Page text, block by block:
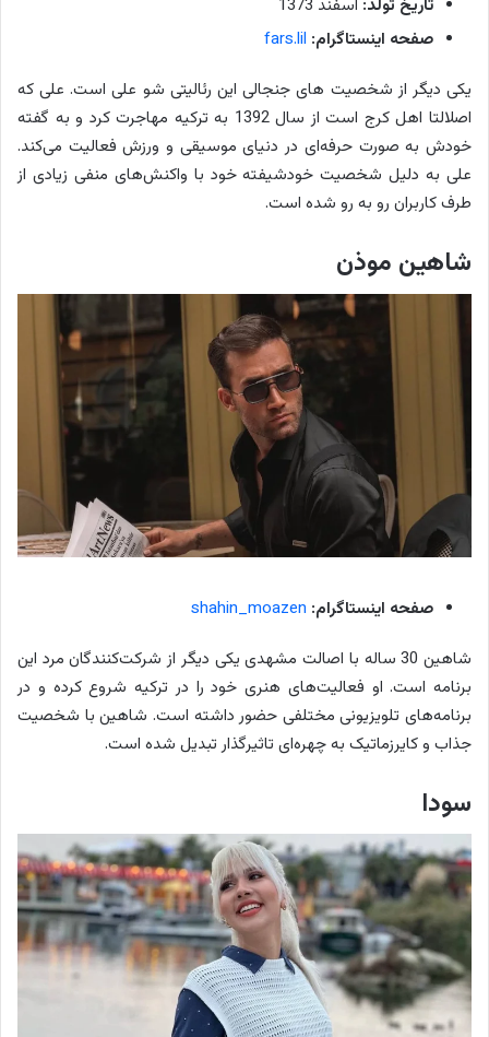
تاریخ تولد: اسفند 1373
صفحه اینستاگرام: fars.lil
یکی دیگر از شخصیت های جنجالی این رئالیتی شو علی است. علی که
اصلالتا اهل کرج است از سال 1392 به ترکیه مهاجرت کرد و به گفته
خودش به صورت حرفه‌ای در دنیای موسیقی و ورزش فعالیت می‌کند.
علی به دلیل شخصیت خودشیفته خود با واکنش‌های منفی زیادی از
طرف کاربران رو به رو شده است.
شاهین موذن
صفحه اینستاگرام: shahin_moazen
شاهین 30 ساله با اصالت مشهدی یکی دیگر از شرکت‌کنندگان مرد این
برنامه است. او فعالیت‌های هنری خود را در ترکیه شروع کرده و در
برنامه‌های تلویزیونی مختلفی حضور داشته است. شاهین با شخصیت
جذاب و کایرزماتیک به چهره‌ای تاثیرگذار تبدیل شده است.
سودا